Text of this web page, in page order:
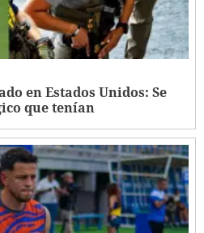
en Estados Unidos: Se
que tenían